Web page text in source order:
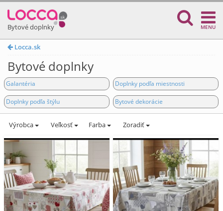
Bytové doplnky MENU
Locca.sk
Bytové doplnky
Galantéria Doplnky podľa miestnosti
Doplnky podľa štýlu Bytové dekorácie
Výrobca Veľkosť Farba Zoradiť